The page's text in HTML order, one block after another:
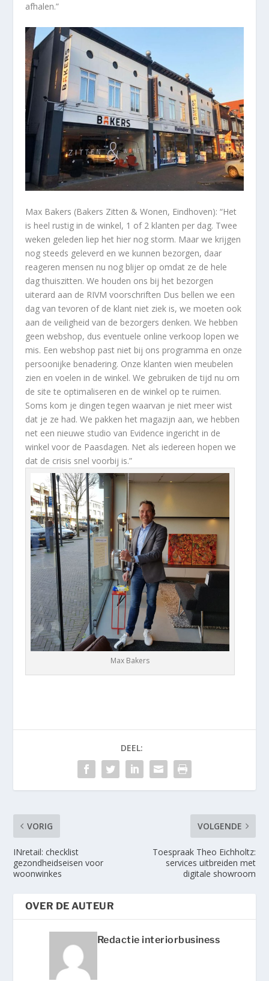
afhalen.”
Max Bakers (Bakers Zitten & Wonen, Eindhoven): “Het
is heel rustig in de winkel, 1 of 2 klanten per dag. Twee
weken geleden liep het hier nog storm. Maar we krijgen
nog steeds geleverd en we kunnen bezorgen, daar
reageren mensen nu nog blijer op omdat ze de hele
dag thuiszitten. We houden ons bij het bezorgen
uiterard aan de RIVM voorschriften Dus bellen we een
dag van tevoren of de klant niet ziek is, we moeten ook
aan de veiligheid van de bezorgers denken. We hebben
geen webshop, dus eventuele online verkoop lopen we
mis. Een webshop past niet bij ons programma en onze
persoonijke benadering. Onze klanten wien meubelen
zien en voelen in de winkel. We gebruiken de tijd nu om
de site te optimaliseren en de winkel op te ruimen.
Soms kom je dingen tegen waarvan je niet meer wist
dat je ze had. We pakken het magazijn aan, we hebben
net een nieuwe studio van Evidence ingericht in de
winkel voor de Paasdagen. Net als iedereen hopen we
dat de crisis snel voorbij is.”
Max Bakers
DEEL:
VORIG
INretail: checklist
gezondheidseisen voor
woonwinkes
VOLGENDE
Toespraak Theo Eichholtz:
services uitbreiden met
digitale showroom
OVER DE AUTEUR
Redactie interiorbusiness